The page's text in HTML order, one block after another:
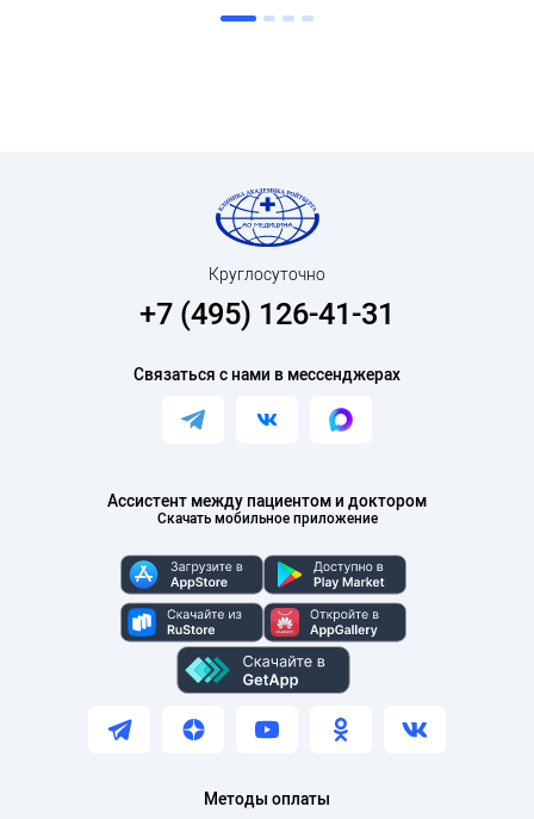
Ассистент между пациентом и доктором
Скачать мобильное приложение
Круглосуточно
+7 (495) 126-41-31
Связаться с нами в мессенджерах
Методы оплаты